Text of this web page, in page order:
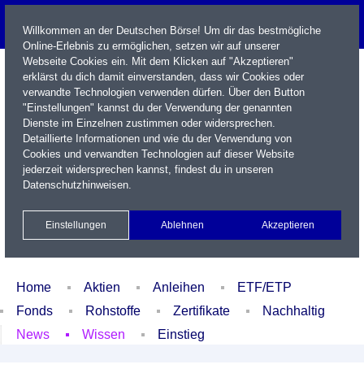
Name / WKN / ISIN / Kürzel
Xetra Realtime
Watchlist Portfolio Login
Home Aktien Anleihen
ETF/ETP
Fonds
Rohstoffe Zertifikate
Nachhaltig
News
Wissen Einstieg
Willkommen an der Deutschen Börse! Um dir das bestmögliche
Online-Erlebnis zu ermöglichen, setzen wir auf unserer
Webseite Cookies ein. Mit dem Klicken auf "Akzeptieren"
erklärst du dich damit einverstanden, dass wir Cookies oder
verwandte Technologien verwenden dürfen. Über den Button
"Einstellungen" kannst du der Verwendung der genannten
Dienste im Einzelnen zustimmen oder widersprechen.
Detaillierte Informationen und wie du der Verwendung von
Cookies und verwandten Technologien auf dieser Website
jederzeit widersprechen kannst, findest du in unseren
Datenschutzhinweisen.
Einstellungen Ablehnen Akzeptieren